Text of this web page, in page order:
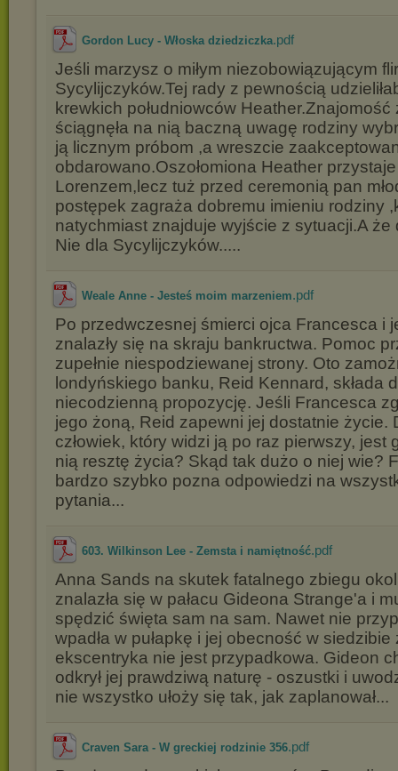
Gordon Lucy - Włoska dziedziczka.pdf
Jeśli marzysz o miłym niezobowiązującym
Sycylijczyków.Tej rady z pewnością
krewkich południowców Heather.Znajomość
ściągnęła na nią baczną uwagę rodziny
ją licznym próbom ,a wreszcie
obdarowano.Oszołomiona Heather
Lorenzem,lecz tuż przed ceremonią pan
postępek zagraża dobremu imieniu rodziny
natychmiast znajduje wyjście z sytuacji.A że
Nie dla Sycylijczyków.....
Weale Anne - Jesteś moim marzeniem.pdf
Po przedwczesnej śmierci ojca Francesca i
znalazły się na skraju bankructwa. Pomoc
zupełnie niespodziewanej strony. Oto
londyńskiego banku, Reid Kennard, składa
niecodzienną propozycję. Jeśli Francesca
jego żoną, Reid zapewni jej dostatnie życie.
człowiek, który widzi ją po raz pierwszy, jest
nią resztę życia? Skąd tak dużo o niej wie?
bardzo szybko pozna odpowiedzi na
pytania...
603. Wilkinson Lee - Zemsta i namiętność.pdf
Anna Sands na skutek fatalnego zbiegu
znalazła się w pałacu Gideona Strange'a i
spędzić święta sam na sam. Nawet nie
wpadła w pułapkę i jej obecność w
ekscentryka nie jest przypadkowa. Gideon
odkrył jej prawdziwą naturę - oszustki i
nie wszystko ułoży się tak, jak zaplanował...
Craven Sara - W greckiej rodzinie 356.pdf